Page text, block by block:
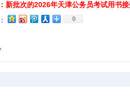
新批次的2026年天津公务员考试用书
0